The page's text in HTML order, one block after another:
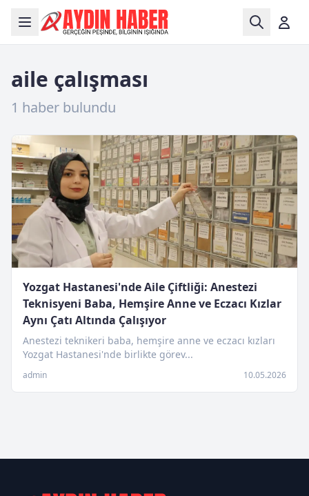
aile çalışması
1 haber bulundu
Yozgat Hastanesi'nde Aile Çiftliği: Anestezi
Teknisyeni Baba, Hemşire Anne ve Eczacı Kızlar
Aynı Çatı Altında Çalışıyor
Anestezi teknikeri baba, hemşire anne ve eczacı kızları
Yozgat Hastanesi'nde birlikte görev...
admin 10.05.2026